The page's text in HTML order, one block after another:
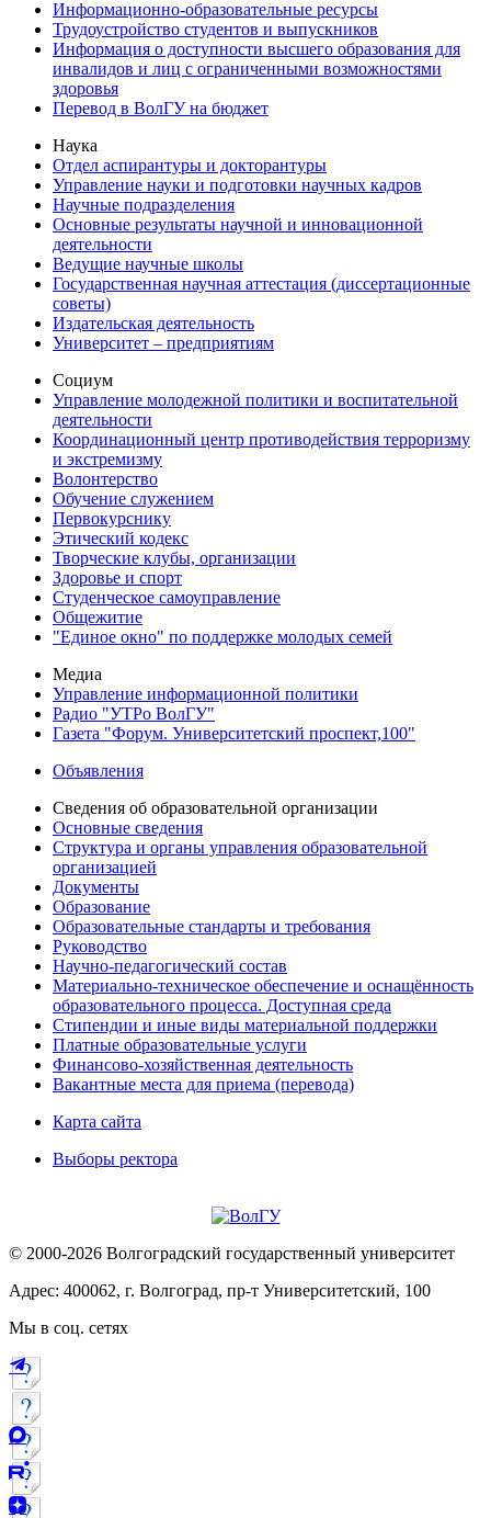
Информационно-образовательные ресурсы
Трудоустройство студентов и выпускников
Информация о доступности высшего образования для
инвалидов и лиц с ограниченными возможностями
здоровья
Перевод в ВолГУ на бюджет
Наука
Отдел аспирантуры и докторантуры
Управление науки и подготовки научных кадров
Научные подразделения
Основные результаты научной и инновационной
деятельности
Ведущие научные школы
Государственная научная аттестация (диссертационные
советы)
Издательская деятельность
Университет – предприятиям
Социум
Управление молодежной политики и воспитательной
деятельности
Координационный центр противодействия терроризму
и экстремизму
Волонтерство
Обучение служением
Первокурснику
Этический кодекс
Творческие клубы, организации
Здоровье и спорт
Студенческое самоуправление
Общежитие
"Единое окно" по поддержке молодых семей
Медиа
Управление информационной политики
Радио "УТРо ВолГУ"
Газета "Форум. Университетский проспект,100"
Объявления
Сведения об образовательной организации
Основные сведения
Структура и органы управления образовательной
организацией
Документы
Образование
Образовательные стандарты и требования
Руководство
Научно-педагогический состав
Материально-техническое обеспечение и оснащённость
образовательного процесса. Доступная среда
Стипендии и иные виды материальной поддержки
Платные образовательные услуги
Финансово-хозяйственная деятельность
Вакантные места для приема (перевода)
Карта сайта
Выборы ректора
© 2000-2026 Волгоградский государственный университет
Адрес: 400062, г. Волгоград, пр-т Университетский, 100
Мы в соц. сетях